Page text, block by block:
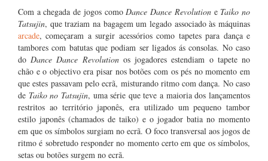
Com a chegada de jogos comoDance Dance Revolutione Taiko no
Tatsujin, que traziam na bagagem um legado associado às máquinas
arcade, começaram a surgir acessórios como tapetes para dança e
tambores com batutas que podiam ser ligados ás consolas. No caso
doDance Dance Revolutionos jogadores estendiam o tapete no
chão e o objectivo era pisar nos botões com os pés no momento em
que estes passavam pelo ecrã, misturando ritmo com dança. No caso
de Taiko no Tatsujin, uma série que teve a maioria dos lançamentos
restritos ao território japonês, era utilizado um pequeno tambor
estilo japonês (chamados de taiko) e o jogador batia no momento
em que os símbolos surgiam no ecrã. O foco transversal aos jogos de
ritmo é sobretudo responder no momento certo em que os símbolos,
setas ou botões surgem no ecrã.